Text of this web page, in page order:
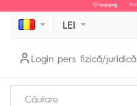
LEI
Login pers fizică/juridică